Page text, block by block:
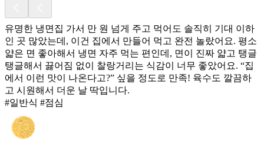
유명한 냉면집 가서 만 원 넘게 주고 먹어도 솔직히 기대 이하
인 곳 많았는데, 이건 집에서 만들어 먹고 완전 놀랐어요. 평소
얇은 면 좋아해서 냉면 자주 먹는 편인데, 면이 진짜 얇고 탱글
탱글해서 끓어짐 없이 찰랑거리는 식감이 너무 좋았어요. “집
에서 이런 맛이 나온다고?” 싶을 정도로 만족! 육수도 깔끔하
고 시원해서 더운 날 딱입니다.
#일반식 #점심